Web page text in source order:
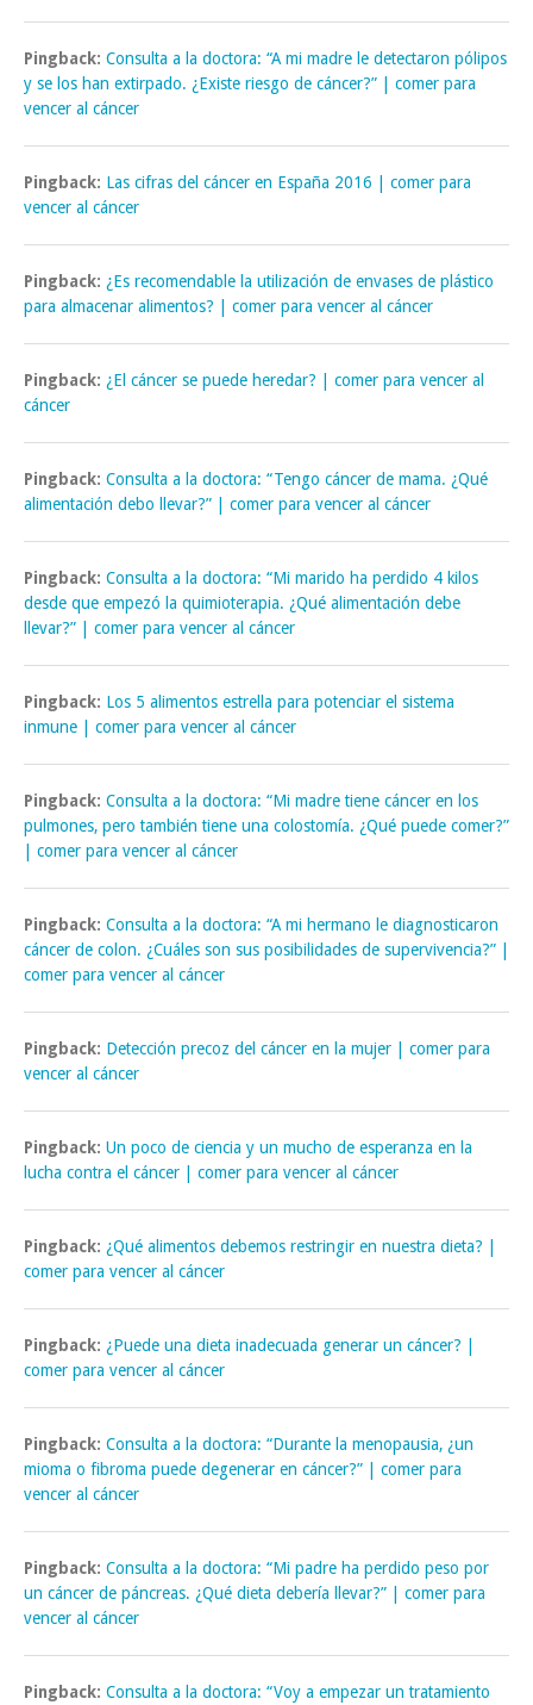
Pingback: Consulta a la doctora: “A mi madre le detectaron pólipos
y se los han extirpado. ¿Existe riesgo de cáncer?” | comer para
vencer al cáncer
Pingback: Las cifras del cáncer en España 2016 | comer para
vencer al cáncer
Pingback: ¿Es recomendable la utilización de envases de plástico
para almacenar alimentos? | comer para vencer al cáncer
Pingback: ¿El cáncer se puede heredar? | comer para vencer al
cáncer
Pingback: Consulta a la doctora: “Tengo cáncer de mama. ¿Qué
alimentación debo llevar?” | comer para vencer al cáncer
Pingback: Consulta a la doctora: “Mi marido ha perdido 4 kilos
desde que empezó la quimioterapia. ¿Qué alimentación debe
llevar?” | comer para vencer al cáncer
Pingback: Los 5 alimentos estrella para potenciar el sistema
inmune | comer para vencer al cáncer
Pingback: Consulta a la doctora: “Mi madre tiene cáncer en los
pulmones, pero también tiene una colostomía. ¿Qué puede comer?”
| comer para vencer al cáncer
Pingback: Consulta a la doctora: “A mi hermano le diagnosticaron
cáncer de colon. ¿Cuáles son sus posibilidades de supervivencia?” |
comer para vencer al cáncer
Pingback: Detección precoz del cáncer en la mujer | comer para
vencer al cáncer
Pingback: Un poco de ciencia y un mucho de esperanza en la
lucha contra el cáncer | comer para vencer al cáncer
Pingback: ¿Qué alimentos debemos restringir en nuestra dieta? |
comer para vencer al cáncer
Pingback: ¿Puede una dieta inadecuada generar un cáncer? |
comer para vencer al cáncer
Pingback: Consulta a la doctora: “Durante la menopausia, ¿un
mioma o fibroma puede degenerar en cáncer?” | comer para
vencer al cáncer
Pingback: Consulta a la doctora: “Mi padre ha perdido peso por
un cáncer de páncreas. ¿Qué dieta debería llevar?” | comer para
vencer al cáncer
Pingback: Consulta a la doctora: “Voy a empezar un tratamiento